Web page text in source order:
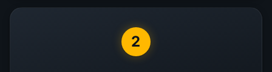
2